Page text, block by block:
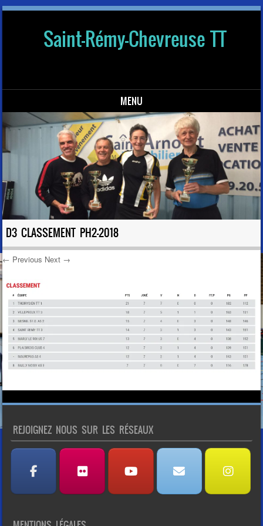
Saint-Rémy-Chevreuse TT
MENU
Skip to content
D3 CLASSEMENT PH2-2018
← Previous Next →
REJOIGNEZ NOUS SUR LES RÉSEAUX